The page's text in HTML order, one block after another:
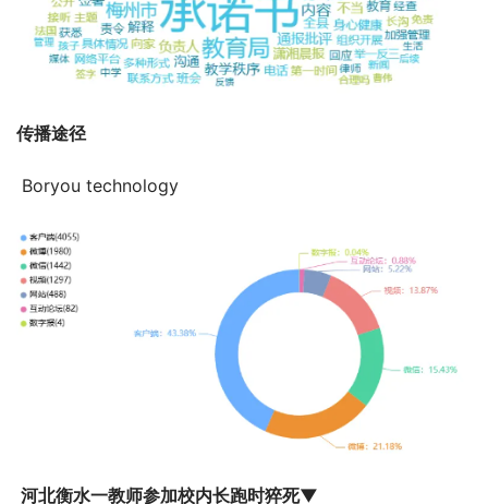
传播途径
Boryou technology
河北衡水一教师参加校内长跑时猝死▼